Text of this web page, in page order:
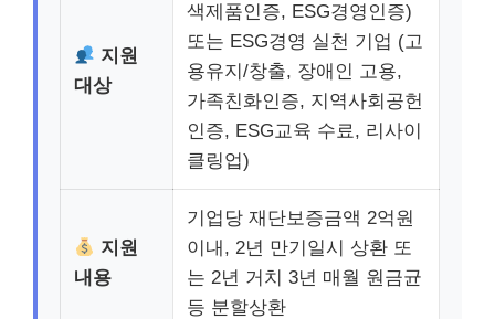
지원
대상
색제품인증, ESG경영인증)
또는 ESG경영 실천 기업 (고
용유지/창출, 장애인 고용,
가족친화인증, 지역사회공헌
인증, ESG교육 수료, 리사이
클링업)
지원
내용
기업당 재단보증금액 2억원
이내, 2년 만기일시 상환 또
는 2년 거치 3년 매월 원금균
등 분할상환